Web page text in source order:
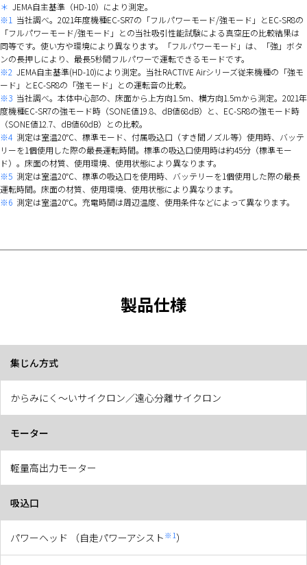
＊ JEMA自主基準（HD-10）により測定。
※1 当社調べ。2021年度機種EC-SR7の「フルパワーモード/強モード」とEC-SR8の
「フルパワーモード/強モード」との当社吸引性能試験による真空圧の比較結果は
同等です。使い方や環境により異なります。「フルパワーモード」は、「強」ボタ
ンの長押しにより、最長5秒間フルパワーで運転できるモードです。
※2 JEMA自主基準(HD-10)により測定。当社RACTIVE Airシリーズ従来機種の「強モ
ード」とEC-SR8の「強モード」との運転音の比較。
※3 当社調べ。本体中心部の、床面から上方向1.5m、横方向1.5mから測定。2021年
度機種EC-SR7の強モード時（SONE値19.8、dB値68dB）と、EC-SR8の強モード時
（SONE値12.7、dB値60dB）との比較。
※4 測定は室温20℃、標準モード、付属吸込口（すき間ノズル等）使用時、バッテ
リーを1個使用した際の最長運転時間。標準の吸込口使用時は約45分（標準モー
ド）。床面の材質、使用環境、使用状態により異なります。
※5 測定は室温20℃、標準の吸込口を使用時、バッテリーを1個使用した際の最長
運転時間。床面の材質、使用環境、使用状態により異なります。
※6 測定は室温20℃。充電時間は周辺温度、使用条件などによって異なります。
製品仕様
集じん方式
からみにく～いサイクロン／遠心分離サイクロン
モーター
軽量高出力モーター
吸込口
パワーヘッド （自走パワーアシスト ※1）